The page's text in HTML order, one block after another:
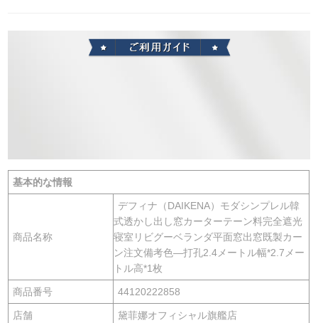
基本的な情報
商品名称
デフィナ（DAIKENA）モダシンプレル韓
式透かし出し窓カーターテーン料完全遮光
寝室リビグーベランダ平面窓出窓既製カー
ン注文備考色—打孔2.4メートル幅*2.7メー
トル高*1枚
商品番号 44120222858
店舗 黛菲娜オフィシャル旗艦店